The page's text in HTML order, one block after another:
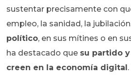
sustentar precisamente con
empleo, la sanidad, la
político, en sus mítines o en
ha destacado que su partido
creen en la economía digital